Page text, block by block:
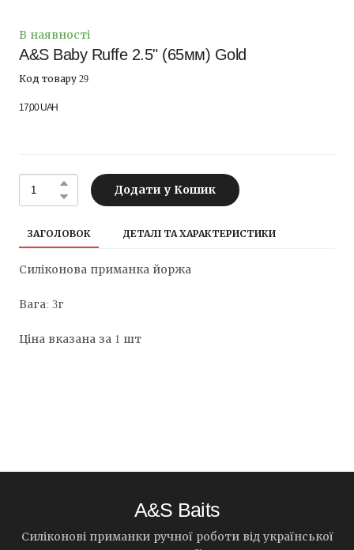
В наявності
A&S Baby Ruffe 2.5" (65мм) Gold
Код товару 29
17,00 UAH
Додати у Кошик
ЗАГОЛОВОК ДЕТАЛІ ТА ХАРАКТЕРИСТИКИ
Силіконова приманка йоржа
Вага: 3г
Ціна вказана за 1 шт
A&S Baits
Силіконові приманки ручної роботи від української